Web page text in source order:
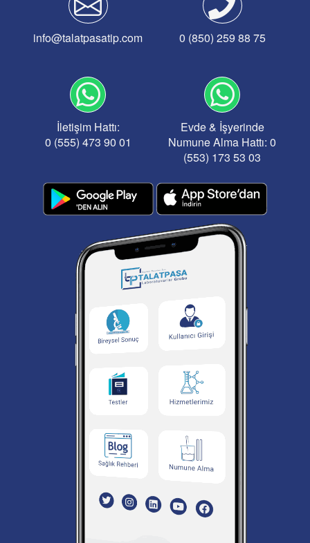
info@talatpasatip.com 0 (850) 259 88 75
İletişim Hattı:
0 (555) 473 90 01
Evde & İşyerinde
Numune Alma Hattı: 0
(553) 173 53 03